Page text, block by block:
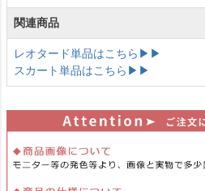
関連商品
レオタード単品はこちら▶▶
スカート単品はこちら▶▶